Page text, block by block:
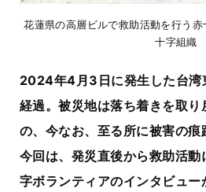
花蓮県の高層ビルで救助活動を行う
十字組織
2024年4月3日に発生した台湾
経過。被災地は落ち着きを取
の、今なお、至る所に被害の痕
今回は、発災直後から救助活
字ボランティアのインタビュー